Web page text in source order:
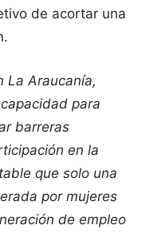
de acortar una
La Araucanía,
para
barreras
en la
que solo una
por mujeres
de empleo